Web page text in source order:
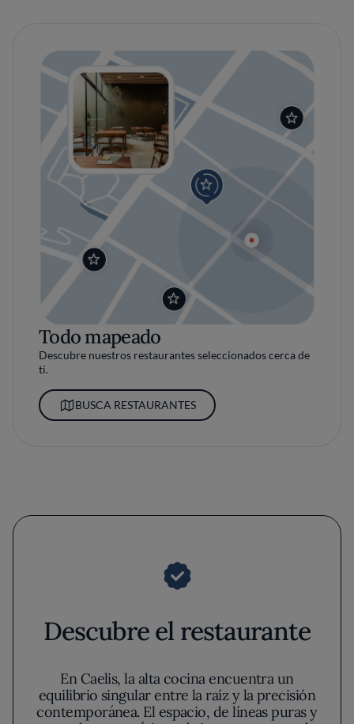
Todo mapeado
Descubre nuestros restaurantes seleccionados cerca de
ti.
BUSCA RESTAURANTES
Descubre el restaurante
En Caelis, la alta cocina encuentra un
equilibrio singular entre la raíz y la precisión
contemporánea. El espacio, de líneas puras y